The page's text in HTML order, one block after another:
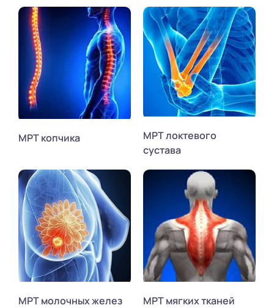
МРТ копчика
МРТ локтевого
сустава
МРТ молочных желез МРТ мягких тканей